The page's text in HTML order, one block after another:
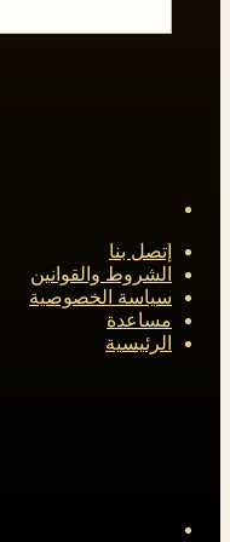
إتصل بنا
الشروط والقوانين
سياسة الخصوصية
مساعدة
الرئيسية